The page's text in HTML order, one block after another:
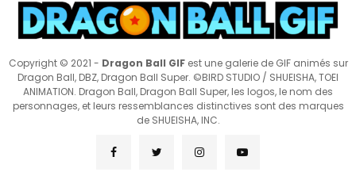
Copyright © 2021 - Dragon Ball GIFest une galerie de GIF animés sur
Dragon Ball, DBZ, Dragon Ball Super. ©BIRD STUDIO / SHUEISHA, TOEI
ANIMATION. Dragon Ball, Dragon Ball Super, les logos, le nom des
personnages, et leurs ressemblances distinctives sont des marques
de SHUEISHA, INC.